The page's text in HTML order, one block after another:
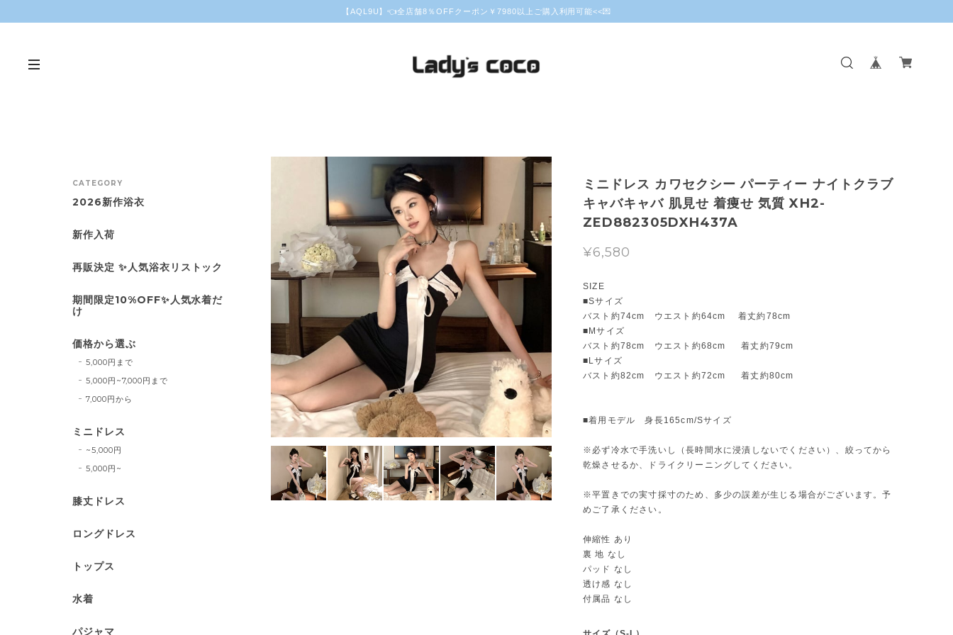
【AQL9U】👈全店舗8％OFFクーポン￥7980以上ご購入利用可能<<💌
ミニドレス カワセクシー パーティー ナイトクラブ
キャバキャバ 肌見せ 着痩せ 気質 XH2-
ZED882305DXH437A
¥6,580
SIZE
■Sサイズ
バスト約74cm ウエスト約64cm 着丈約78cm
■Mサイズ
バスト約78cm ウエスト約68cm 着丈約79cm
■Lサイズ
バスト約82cm ウエスト約72cm 着丈約80cm
■着用モデル 身長165cm/Sサイズ
※必ず冷水で手洗いし（長時間水に浸漬しないでください）、絞ってから
乾燥させるか、ドライクリーニングしてください。
※平置きでの実寸採寸のため、多少の誤差が生じる場合がございます。予
めご了承ください。
伸縮性 あり
裏 地 なし
パッド なし
透け感 なし
付属品 なし
CATEGORY
2026新作浴衣
新作入荷
再販決定 ✨人気浴衣リストック
期間限定10%OFF✨人気水着だ
け
価格から選ぶ
5,000円まで
5,000円~7,000円まで
7,000円から
ミニドレス
~5,000円
5,000円~
膝丈ドレス
ロングドレス
トップス
水着
パジャマ